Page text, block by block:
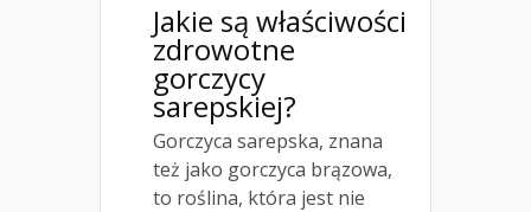
Jakie są właściwości
zdrowotne
gorczycy
sarepskiej?
Gorczyca sarepska, znana
też jako gorczyca brązowa,
to roślina, która jest nie